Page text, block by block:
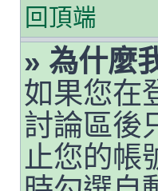
回頂端
» 為什麼
如果您在
討論區後
止您的帳